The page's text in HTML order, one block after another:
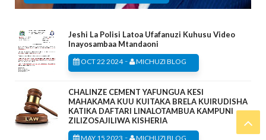
Jeshi La Polisi Latoa Ufafanuzi Kuhusu Video
Inayosambaa Mtandaoni
OCT 22 2024- MICHUZI BLOG
CHALINZE CEMENT YAFUNGUA KESI
MAHAKAMA KUU KUITAKA BRELA KUIRUDISHA
KATIKA DAFTARI LINALOTAMBUA KAMPUNI
ZILIZOSAJILIWA KISHERIA
MAY 15 2023 - MICHUZI BLOG